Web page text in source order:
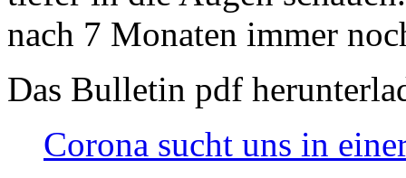
nach 7 Monaten immer
Das Bulletin pdf
Corona sucht uns in